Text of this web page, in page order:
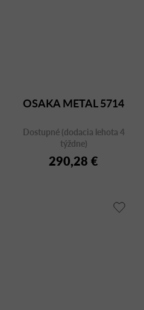
OSAKA METAL 5714
Dostupné (dodacia lehota 4
týždne)
290,28 €